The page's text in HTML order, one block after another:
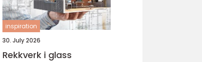
inspiration
30. July 2026
Rekkverk i glass